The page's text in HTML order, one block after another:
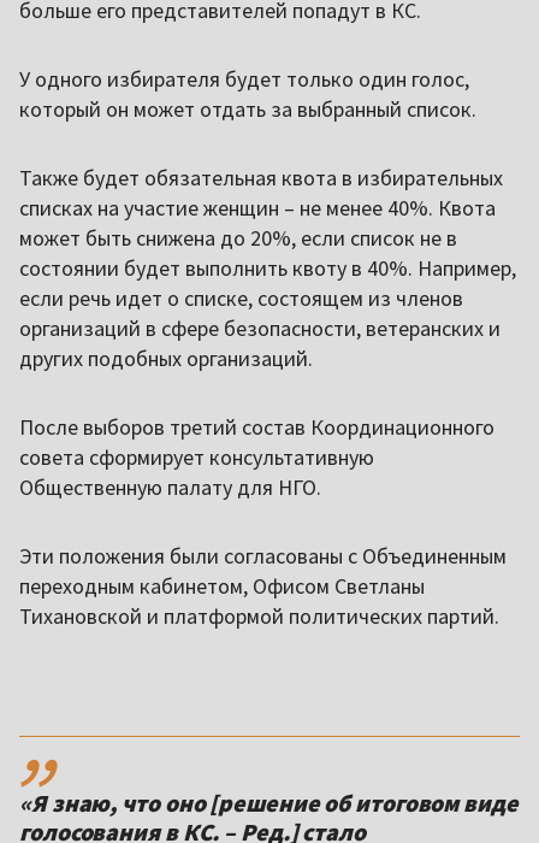
больше его представителей попадут в КС.
У одного избирателя будет только один голос,
который он может отдать за выбранный список.
Также будет обязательная квота в избирательных
списках на участие женщин – не менее 40%. Квота
может быть снижена до 20%, если список не в
состоянии будет выполнить квоту в 40%. Например,
если речь идет о списке, состоящем из членов
организаций в сфере безопасности, ветеранских и
других подобных организаций.
После выборов третий состав Координационного
совета сформирует консультативную
Общественную палату для НГО.
Эти положения были согласованы с Объединенным
переходным кабинетом, Офисом Светланы
Тихановской и платформой политических партий.
,,
«Я знаю, что оно [решение об итоговом виде
голосования в КС. – Ред.] стало